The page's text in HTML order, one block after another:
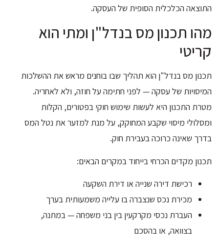
התוצאה הכלכלית הסופית של העסקה.
מהו תכנון מס בנדל"ן ומתי הוא
קריטי
תכנון מס בנדל"ן הוא תהליך שבו בוחנים מראש את ההשלכות
המיסויות של עסקה — לפני חתימה על חוזה, ולא לאחריה.
מטרת התכנון היא לעשות שימוש חוקי בפטורים, הקלות
ומסלולי מיסוי שקבע המחוקק, על מנת למזער את נטל המס
בדרך שאינה כרוכה בעבירת חוק.
תכנון מקדים הכרחי בייחוד במקרים הבאים:
רכישת דירה שנייה או דירת השקעה
מכירת נכס שנצברה בו עלייה משמעותית בערך
העברת נכסי מקרקעין בין בני משפחה — במתנה,
בצוואה, או בהסכם